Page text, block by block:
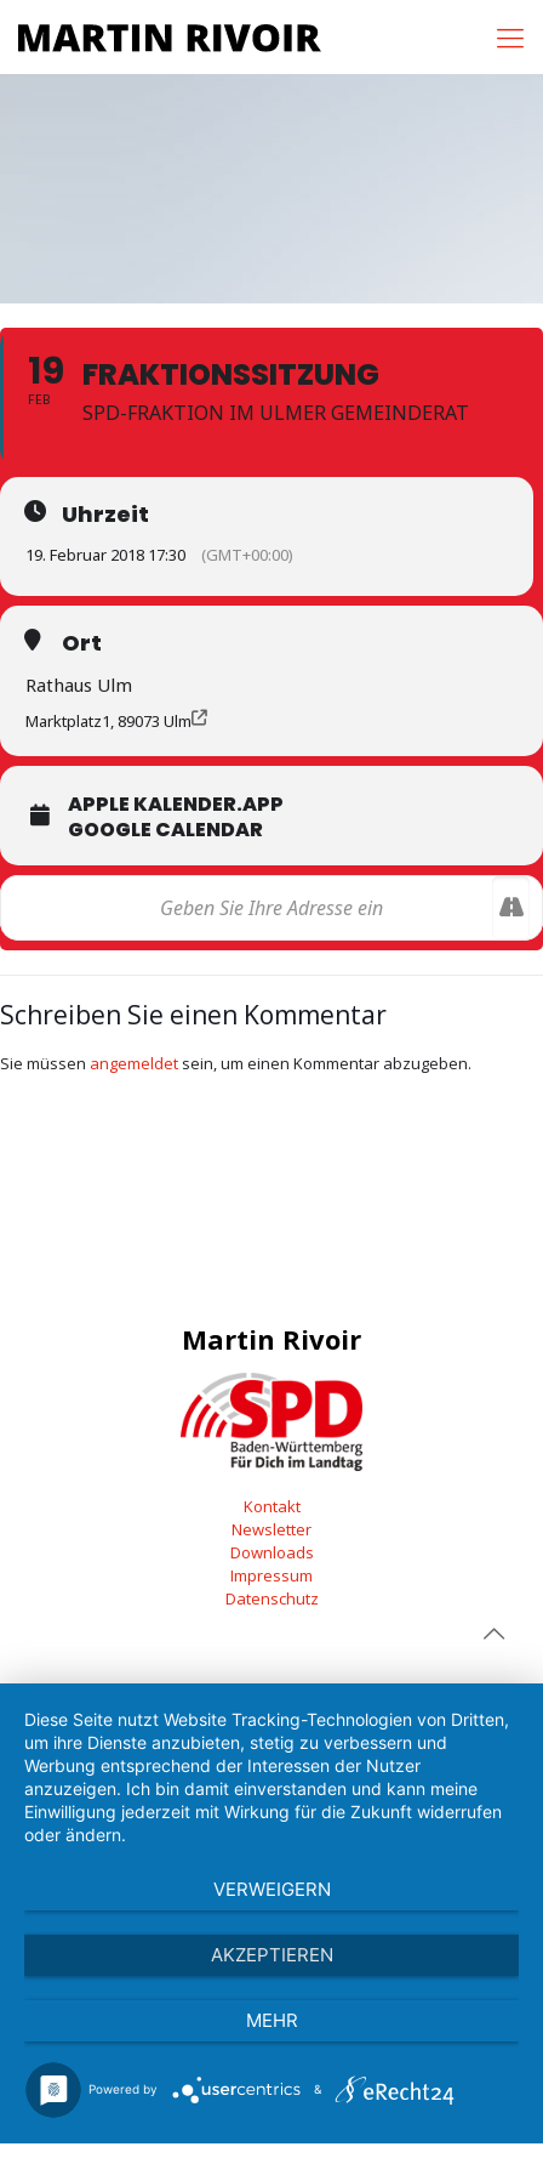
19
FEB
FRAKTIONSSITZUNG
SPD-FRAKTION IM ULMER GEMEINDERAT
Uhrzeit
19. Februar 2018 17:30 (GMT+00:00)
Ort
Rathaus Ulm
Marktplatz1, 89073 Ulm
APPLE KALENDER.APP
GOOGLE CALENDAR
Schreiben Sie einen Kommentar
Sie müssen angemeldet sein, um einen Kommentar abzugeben.
Martin Rivoir
Kontakt
Newsletter
Downloads
Impressum
Datenschutz
Diese Seite nutzt Website Tracking-Technologien von Dritten,
um ihre Dienste anzubieten, stetig zu verbessern und
Werbung entsprechend der Interessen der Nutzer
anzuzeigen. Ich bin damit einverstanden und kann meine
Einwilligung jederzeit mit Wirkung für die Zukunft widerrufen
oder ändern.
VERWEIGERN
AKZEPTIEREN
MEHR
Powered by &